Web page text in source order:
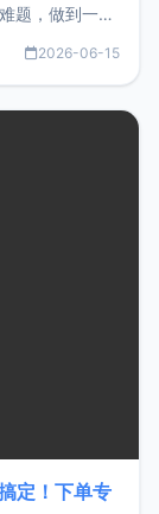
题，做到一处
2026-06-15
定！下单专